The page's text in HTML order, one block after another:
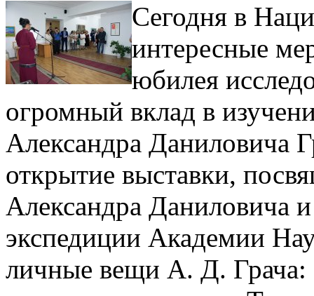
Сегодня в
интересные
юбилея
огромный вклад в
Александра Даниловича
открытие выставки,
Александра
экспедиции Академии
личные вещи А. Д. Грача: